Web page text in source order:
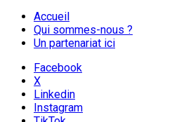
Accueil
Qui sommes-nous ?
Un partenariat ici
Facebook
X
Linkedin
Instagram